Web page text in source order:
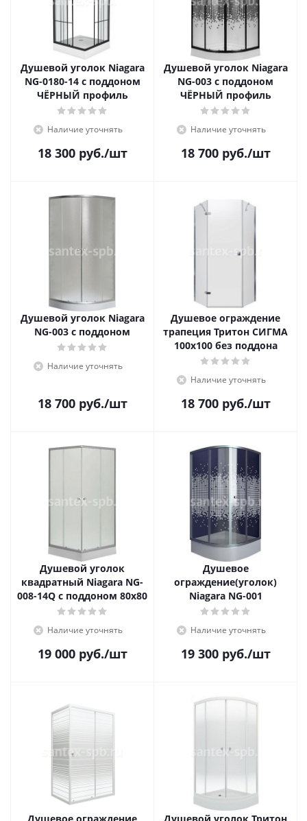
Душевой уголок Niagara
NG-0180-14 с поддоном
ЧЁРНЫЙ профиль
Наличие уточнять
18 300руб./шт
Душевой уголок Niagara
NG-003 с поддоном
ЧЁРНЫЙ профиль
Наличие уточнять
18 700руб./шт
Душевой уголок Niagara
NG-003 с поддоном
Наличие уточнять
18 700руб./шт
Душевое ограждение
трапеция Тритон СИГМА
100x100 без поддона
Наличие уточнять
18 700руб./шт
Душевой уголок
квадратный Niagara NG-
008-14Q с поддоном 80x80
Наличие уточнять
19 000руб./шт
Душевое
ограждение(уголок)
Niagara NG-001
Наличие уточнять
19 300руб./шт